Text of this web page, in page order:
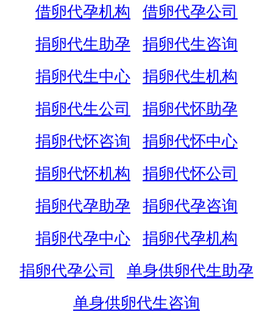
借卵代孕机构
借卵代孕公司
捐卵代生助孕
捐卵代生咨询
捐卵代生中心
捐卵代生机构
捐卵代生公司
捐卵代怀助孕
捐卵代怀咨询
捐卵代怀中心
捐卵代怀机构
捐卵代怀公司
捐卵代孕助孕
捐卵代孕咨询
捐卵代孕中心
捐卵代孕机构
捐卵代孕公司
单身供卵代生助孕
单身供卵代生咨询